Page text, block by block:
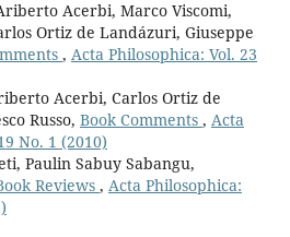
Acerbi, Marco Viscomi,
Ortiz de Landázuri, Giuseppe
, Acta Philosophica: Vol. 23
Acerbi, Carlos Ortiz de
Russo, Book Comments , Acta
No. 1 (2010)
Paulin Sabuy Sabangu,
Reviews , Acta Philosophica: